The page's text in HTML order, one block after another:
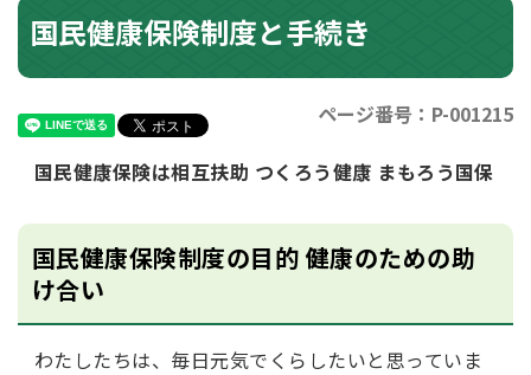
国民健康保険制度と手続き
ページ番号：P-001215
国民健康保険は相互扶助 つくろう健康 まもろう国保
国民健康保険制度の目的 健康のための助
け合い
わたしたちは、毎日元気でくらしたいと思っていま